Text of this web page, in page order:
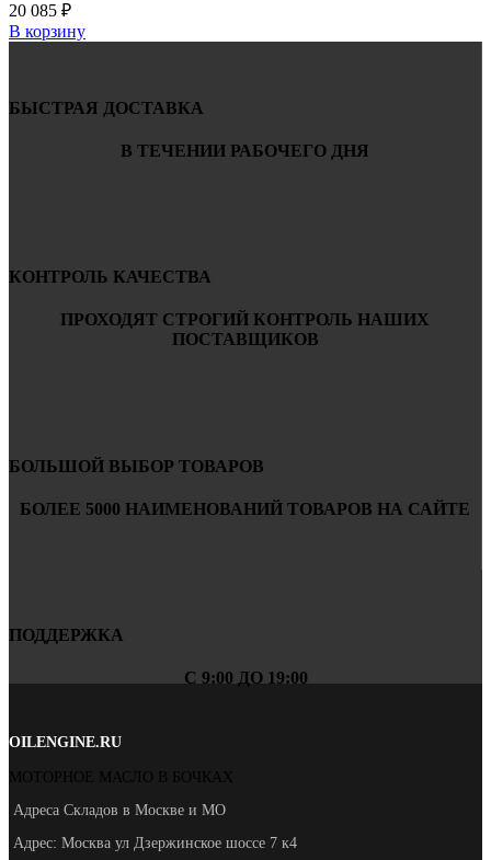
20 085 ₽
В корзину
БЫСТРАЯ ДОСТАВКА
В ТЕЧЕНИИ РАБОЧЕГО ДНЯ
КОНТРОЛЬ КАЧЕСТВА
ПРОХОДЯТ СТРОГИЙ КОНТРОЛЬ НАШИХ
ПОСТАВЩИКОВ
БОЛЬШОЙ ВЫБОР ТОВАРОВ
БОЛЕЕ 5000 НАИМЕНОВАНИЙ ТОВАРОВ НА САЙТЕ
ПОДДЕРЖКА
С 9:00 ДО 19:00
OILENGINE.RU
МОТОРНОЕ МАСЛО В БОЧКАХ
Адреса Складов в Москве и МО
Адрес: Москва ул Дзержинское шоссе 7 к4